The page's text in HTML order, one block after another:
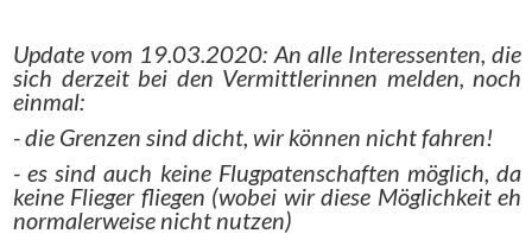
Update vom 19.03.2020: An alle Interessenten, die
sich derzeit bei den Vermittlerinnen melden, noch
einmal:
- die Grenzen sind dicht, wir können nicht fahren!
- es sind auch keine Flugpatenschaften möglich, da
keine Flieger fliegen (wobei wir diese Möglichkeit eh
normalerweise nicht nutzen)